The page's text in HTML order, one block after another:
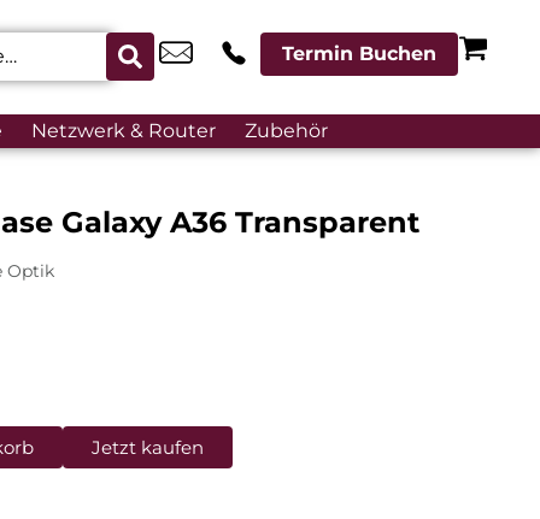
Termin Buchen
Netzwerk & Router Zubehör
Galaxy A36 Transparent
Optik
Jetzt kaufen